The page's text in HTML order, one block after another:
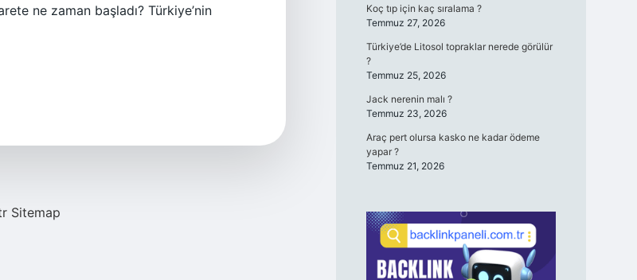
ne zaman başladı? Türkiye’nin
Sitemap
Koç tıp için kaç sıralama ?
Temmuz 27, 2026
Türkiye’de Litosol topraklar nerede görülür
?
Temmuz 25, 2026
Jack nerenin malı ?
Temmuz 23, 2026
Araç pert olursa kasko ne kadar ödeme
yapar ?
Temmuz 21, 2026